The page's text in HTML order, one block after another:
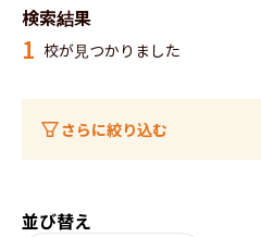
検索結果
1 校が見つかりました
さらに絞り込む
並び替え